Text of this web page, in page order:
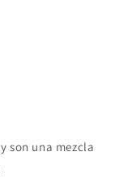
y son una mezcla